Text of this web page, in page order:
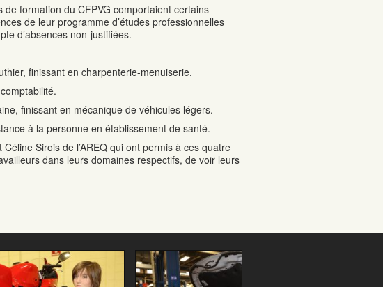
formation du CFPVG comportaient certains
de leur programme d’études professionnelles
d’absences non-justifiées.
finissant en charpenterie-menuiserie.
finissant en mécanique de véhicules légers.
à la personne en établissement de santé.
Sirois de l’AREQ qui ont permis à ces quatre
dans leurs domaines respectifs, de voir leurs